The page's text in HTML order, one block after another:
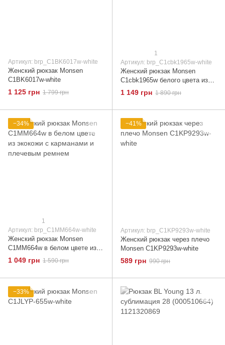
Артикул: brp_C1BK6017w-white
Женский рюкзак Monsen
C1BK6017w-white
1 125 грн 1 799 грн
1
Артикул: brp_C1cbk1965w-white
Женский рюкзак Monsen
C1cbk1965w белого цвета из
полиэстера с карманами
1 149 грн 1 890 грн
−34%
1
Артикул: brp_C1MM664w-white
Женский рюкзак Monsen
C1MM664w в белом цвете из
экокожи с карманами и
плечевым ремнем
1 049 грн 1 590 грн
−41%
Артикул: brp_C1KP9293w-white
Женский рюкзак через плечо
Monsen C1KP9293w-white
589 грн 990 грн
−33%